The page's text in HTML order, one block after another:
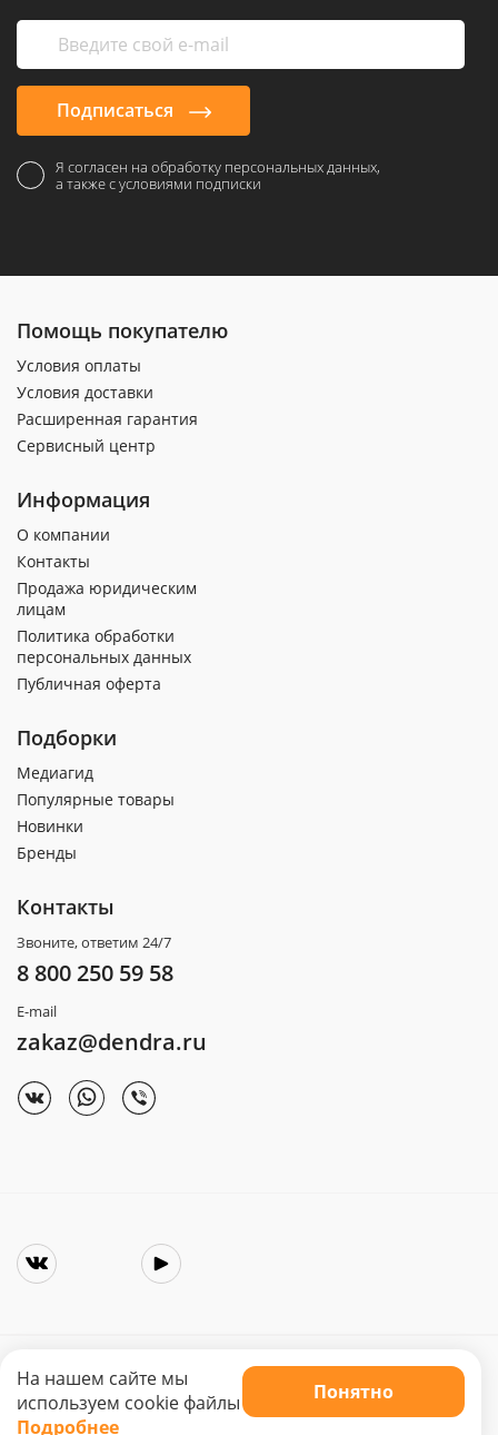
Подписаться
Я согласен на обработку персональных данных,
а также с условиями подписки
Помощь покупателю
Условия оплаты
Условия доставки
Расширенная гарантия
Сервисный центр
Информация
О компании
Контакты
Продажа юридическим
лицам
Политика обработки
персональных данных
Публичная оферта
Подборки
Медиагид
Популярные товары
Новинки
Бренды
Контакты
Звоните, ответим 24/7
8 800 250 59 58
E-mail
zakaz@dendra.ru
Copyright © 2025. Интернет-магазин «Dendra»
Не является публичной офертой. Цена может меняться.
На нашем сайте мы
используем cookie файлы
Подробнее
Понятно